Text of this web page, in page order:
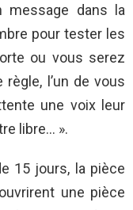
message dans la
pour tester les
ou vous serez
l’un de vous
une voix leur
libre… ».
15 jours, la pièce
une pièce